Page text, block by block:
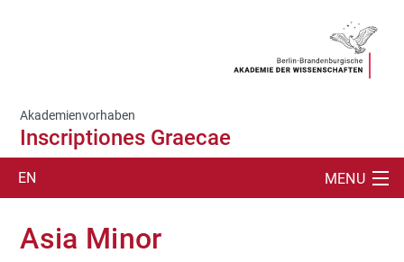
Akademienvorhaben
Inscriptiones Graecae
MENU
EN
Asia Minor